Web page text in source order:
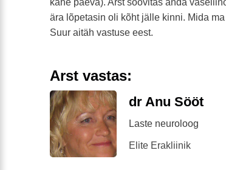
ära lõpetasin oli kõht jälle kinni. Mida
Suur aitäh vastuse eest.
Arst vastas:
dr Anu Sööt
Laste neuroloog
Elite Erakliinik